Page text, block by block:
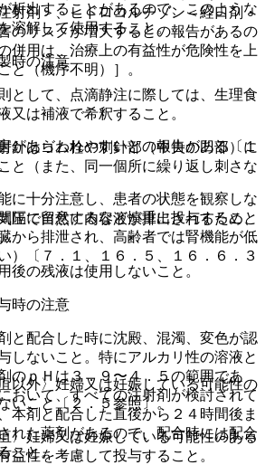
析出することがあるので、このような
溶解して使用すること。
時の注意
として、点滴静注に際しては、生理食
又は補液で希釈すること。
針はゴム栓の刺針部（中央の凹部）に
と（また、同一個所に繰り返し刺さな
で自然に内容液が排出されるため、
の残液は使用しないこと。
時の注意
と配合した時に沈殿、混濁、変色が認
しないこと。特にアルカリ性の溶液と
のｐＨは３．９〜４．５の範囲であ
おいて、すべての注射剤が検討されて
本剤と配合した直後から２４時間後ま
れた薬剤があるので、配合時には配合
こと。
射剤＞、ヒドロコルチゾン＜経口剤・
のリスクが増大するとの報告があるの
併用は、治療上の有益性が危険性を上
と（機序不明）］。
があらわれやすいとの報告がある〔１
に十分注意し、患者の状態を観察しな
隔に留意するなど慎重に投与すること
から排泄され、高齢者では腎機能が低
）〔７．１、１６．５、１６．６．３
外〉妊婦又は妊娠している可能性の
いこと〔２．５参照〕。
〉妊婦又は妊娠している可能性のある
益性を考慮して投与すること。